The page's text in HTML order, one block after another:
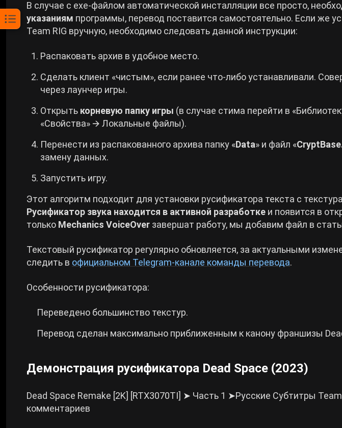
В случае с exe-файлом автоматической инсталляции все просто,
указаниям программы, перевод поставится самостоятельно. Если же
Team RIG вручную, необходимо следовать данной инструкции:
Распаковать архив в удобное место.
Сделать клиент «чистым», если ранее что-либо устанавливали.
через лаунчер игры.
Открыть корневую папку игры (в случае стима перейти в
«Свойства» 🡪 Локальные файлы).
Перенести из распакованного архива папку «Data» и файл «
замену данных.
Запустить игру.
Этот алгоритм подходит для установки русификатора текста с
Русификатор звука находится в активной разработке и появится в
только Mechanics VoiceOver завершат работу, мы добавим файл в
Текстовый русификатор регулярно обновляется, за актуальными
следить в официальном Telegram-канале команды перевода.
Особенности русификатора:
Переведено большинство текстур.
Перевод сделан максимально приближенным к канону франшизы
Демонстрация русификатора Dead Space (2023)
Dead Space Remake [2K] [RTX3070TI] ➤ Часть 1 ➤Русские Субтитры
комментариев